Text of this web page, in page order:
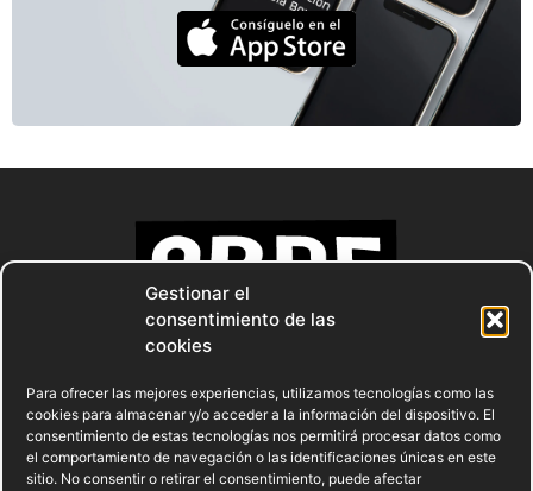
Gestionar el
consentimiento de las
cookies
Para ofrecer las mejores experiencias, utilizamos tecnologías como las
cookies para almacenar y/o acceder a la información del dispositivo. El
consentimiento de estas tecnologías nos permitirá procesar datos como
el comportamiento de navegación o las identificaciones únicas en este
sitio. No consentir o retirar el consentimiento, puede afectar